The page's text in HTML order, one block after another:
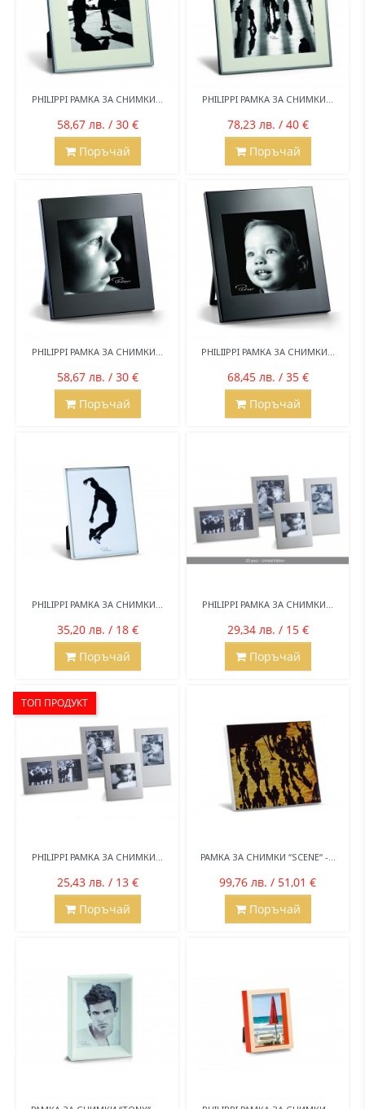
PHILIPPI РАМКА ЗА СНИМКИ...
58,67 лв. / 30 €
Поръчай
PHILIPPI РАМКА ЗА СНИМКИ...
78,23 лв. / 40 €
Поръчай
PHILIPPI РАМКА ЗА СНИМКИ...
58,67 лв. / 30 €
Поръчай
PHILIIPPI РАМКА ЗА СНИМКИ...
68,45 лв. / 35 €
Поръчай
PHILIPPI РАМКА ЗА СНИМКИ...
35,20 лв. / 18 €
Поръчай
PHILIPPI РАМКА ЗА СНИМКИ...
29,34 лв. / 15 €
Поръчай
PHILIPPI РАМКА ЗА СНИМКИ...
25,43 лв. / 13 €
ТОП ПРОДУКТ
Поръчай
РАМКА ЗА СНИМКИ “SCENE“ -...
99,76 лв. / 51,01 €
Поръчай